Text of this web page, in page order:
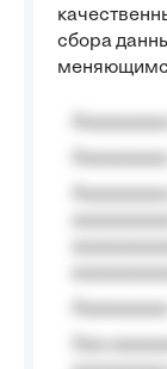
сбора